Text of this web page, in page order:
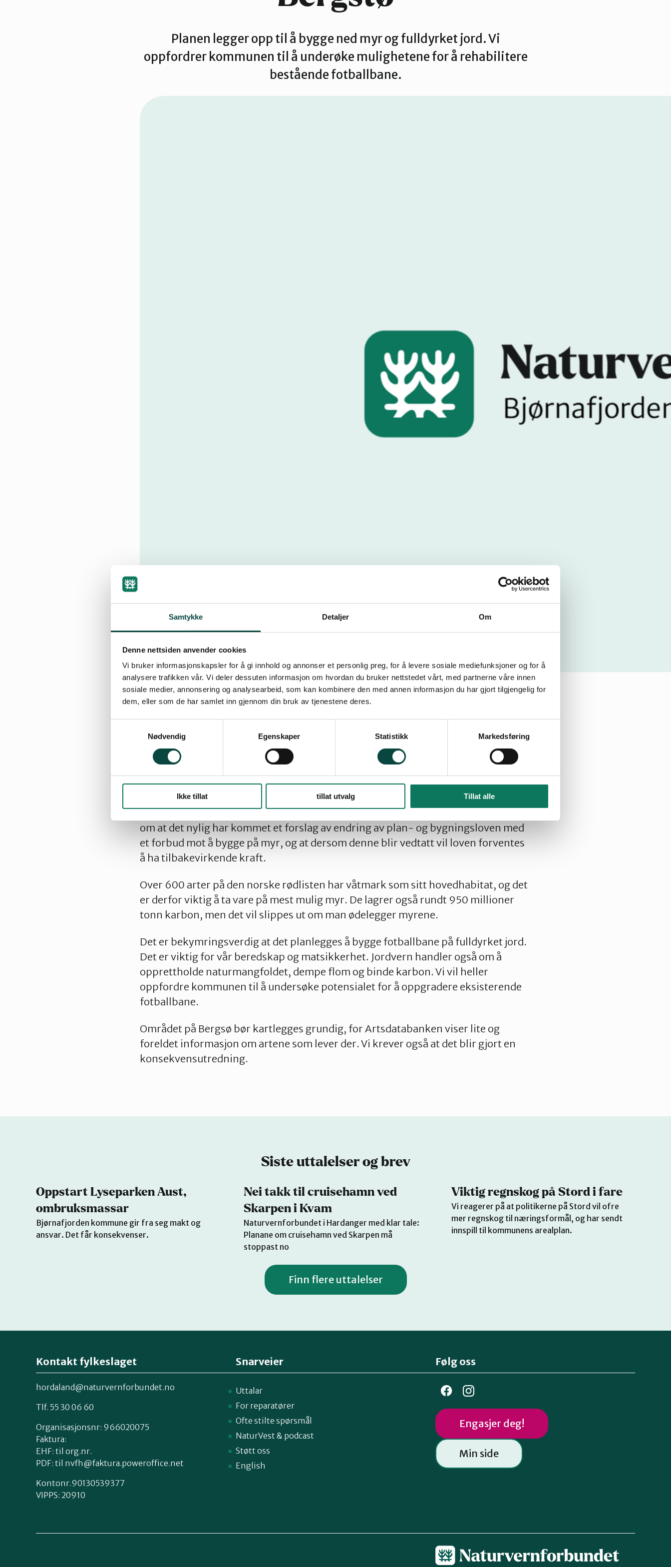
Samtykke Detaljer Om
Denne nettsiden anvender cookies
Vi bruker informasjonskapsler for å gi innhold og annonser et personlig preg, for å levere sosiale mediefunksjoner og for å
analysere trafikken vår. Vi deler dessuten informasjon om hvordan du bruker nettstedet vårt, med partnerne våre innen
sosiale medier, annonsering og analysearbeid, som kan kombinere den med annen informasjon du har gjort tilgjengelig for
dem, eller som de har samlet inn gjennom din bruk av tjenestene deres.
Nødvendig
Egenskaper Statistikk Markedsføring
Ikke tillat tillat utvalg Tillat alle
Planen legger opp til å bygge ned myr og fulldyrket jord. Vi
oppfordrer kommunen til å underøke mulighetene for å rehabilitere
bestående fotballbane.
Les uttalelsen
Det er planlagt å bygge idrettsanlegget på et område med mye myr. Vi vil minne
om at det nylig har kommet et forslag av endring av plan- og bygningsloven med
et forbud mot å bygge på myr, og at dersom denne blir vedtatt vil loven forventes
å ha tilbakevirkende kraft.
Over 600 arter på den norske rødlisten har våtmark som sitt hovedhabitat, og det
er derfor viktig å ta vare på mest mulig myr. De lagrer også rundt 950 millioner
tonn karbon, men det vil slippes ut om man ødelegger myrene.
Det er bekymringsverdig at det planlegges å bygge fotballbane på fulldyrket jord.
Det er viktig for vår beredskap og matsikkerhet. Jordvern handler også om å
opprettholde naturmangfoldet, dempe flom og binde karbon. Vi vil heller
oppfordre kommunen til å undersøke potensialet for å oppgradere eksisterende
fotballbane.
Området på Bergsø bør kartlegges grundig, for Artsdatabanken viser lite og
foreldet informasjon om artene som lever der. Vi krever også at det blir gjort en
konsekvensutredning.
Siste uttalelser og brev
Oppstart Lyseparken Aust,
ombruksmassar
Bjørnafjorden kommune gir fra seg makt og
ansvar. Det får konsekvenser.
Nei takk til cruisehamn ved
Skarpen i Kvam
Naturvernforbundet i Hardanger med klar tale:
Planane om cruisehamn ved Skarpen må
stoppast no
Viktig regnskog på Stord i fare
Vi reagerer på at politikerne på Stord vil ofre
mer regnskog til næringsformål, og har sendt
innspill til kommunens arealplan.
Finn flere uttalelser
Kontakt fylkeslaget
hordaland@naturvernforbundet.no
Tlf. 55 30 06 60
Organisasjonsnr: 966020075
Faktura:
EHF: til org.nr.
PDF: til nvfh@faktura.poweroffice.net
Kontonr.90130539377
VIPPS: 20910
Snarveier
Uttalar
For reparatører
Ofte stilte spørsmål
NaturVest & podcast
Støtt oss
English
Følg oss
Engasjer deg!
Min side